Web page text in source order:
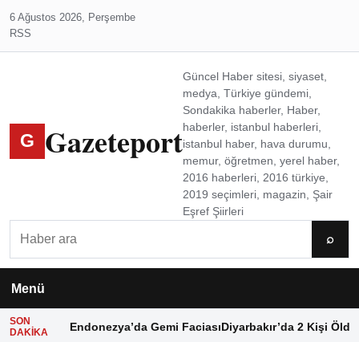
6 Ağustos 2026, Perşembe
RSS
G Gazeteport
Güncel Haber sitesi, siyaset,
medya, Türkiye gündemi,
Sondakika haberler, Haber,
haberler, istanbul haberleri,
istanbul haber, hava durumu,
memur, öğretmen, yerel haber,
2016 haberleri, 2016 türkiye,
2019 seçimleri, magazin, Şair
Eşref Şiirleri
⌕
Menü
SON
DAKIKA
Endonezya’da Gemi FaciasıDiyarbakır’da 2 Kişi Öldü